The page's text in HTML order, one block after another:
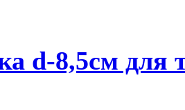
d-8,5см для